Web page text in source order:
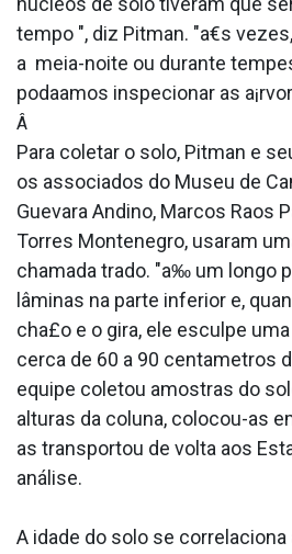
tempo ", diz Pitman. "a€s
a meia-noite ou durante
poda­amos inspecionar as
Â
Para coletar o solo, Pitman e
os associados do Museu de
Guevara Andino, Marcos Ra­os
Torres Montenegro, usaram
chamada trado. "a‰ um longo
lâminas na parte inferior e,
cha£o e o gira, ele esculpe
cerca de 60 a 90 centa­metros
equipe coletou amostras do
alturas da coluna, colocou-as
as transportou de volta aos
análise.
A idade do solo se